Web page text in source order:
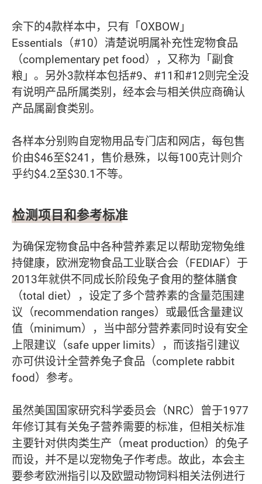
余下的4款样本中，只有「OXBOW」
Essentials（#10）清楚说明属补充性宠物食品
（complementary pet food），又称为「副食
粮」。另外3款样本包括#9、#11和#12则完全没
有说明产品所属类别，经本会与相关供应商确认
产品属副食类别。
各样本分别购自宠物用品专门店和网店，每包售
价由$46至$241，售价悬殊，以每100克计则介
乎约$4.2至$30.1不等。
检测项目和参考标准
为确保宠物食品中各种营养素足以帮助宠物兔维
持健康，欧洲宠物食品工业联合会（FEDIAF）于
2013年就供不同成长阶段兔子食用的整体膳食
（total diet），设定了多个营养素的含量范围建
议（recommendation ranges）或最低含量建议
值（minimum），当中部分营养素同时设有安全
上限建议（safe upper limits），而该指引建议
亦可供设计全营养兔子食品（complete rabbit
food）参考。
虽然美国国家研究科学委员会（NRC）曾于1977
年修订其有关兔子营养需要的标准，但相关标准
主要针对供肉类生产（meat production）的兔子
而设，并不是以宠物兔子作考虑。故此，本会主
要参考欧洲指引以及欧盟动物饲料相关法例进行